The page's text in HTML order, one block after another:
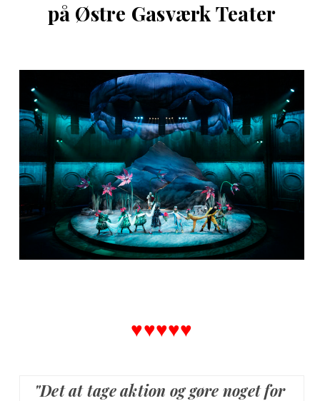
på Østre Gasværk Teater
♥︎♥︎♥︎♥︎♥︎
"Det at tage aktion og gøre noget for